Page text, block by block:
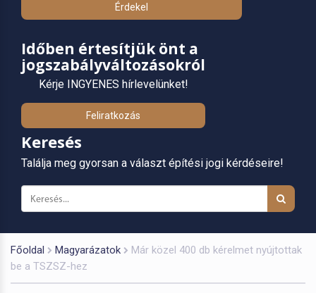
Érdekel
Időben értesítjük önt a
jogszabályváltozásokról
Kérje INGYENES hírlevelünket!
Feliratkozás
Keresés
Találja meg gyorsan a választ építési jogi kérdéseire!
Főoldal Magyarázatok
Már közel 400 db kérelmet nyújtottak
be a TSZSZ-hez